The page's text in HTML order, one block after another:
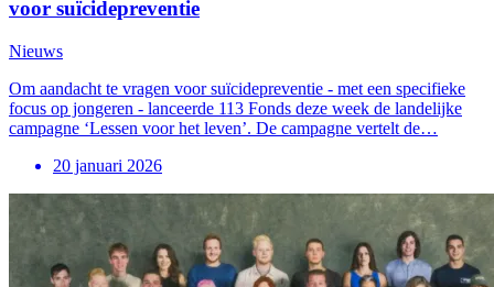
voor suïcidepreventie
Nieuws
Om aandacht te vragen voor suïcidepreventie - met een specifieke
focus op jongeren - lanceerde 113 Fonds deze week de landelijke
campagne ‘Lessen voor het leven’. De campagne vertelt de…
20 januari 2026